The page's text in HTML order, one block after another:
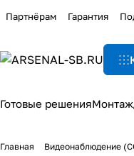
Партнёрам Гарантия
Готовые решенияМонтаж
Главная Видеонаблюдение